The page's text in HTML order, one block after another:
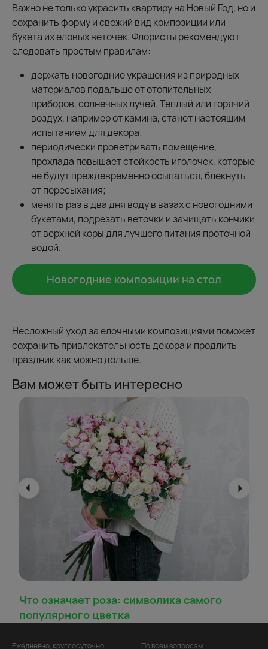
Важно не только украсить квартиру на Новый Год, но и
сохранить форму и свежий вид композиции или
букета их еловых веточек. Флористы рекомендуют
следовать простым правилам:
держать новогодние украшения из природных
материалов подальше от отопительных
приборов, солнечных лучей. Теплый или горячий
воздух, например от камина, станет настоящим
испытанием для декора;
периодически проветривать помещение,
прохлада повышает стойкость иголочек, которые
не будут преждевременно осыпаться, блекнуть
от пересыхания;
менять раз в два дня воду в вазах с новогодними
букетами, подрезать веточки и зачищать кончики
от верхней коры для лучшего питания проточной
водой.
Новогодние композиции на стол
Несложный уход за елочными композициями поможет
сохранить привлекательность декора и продлить
праздник как можно дольше.
Вам может быть интересно
Что означает роза: символика самого
популярного цветка
Ежедневно, круглосуточно По всем вопросам